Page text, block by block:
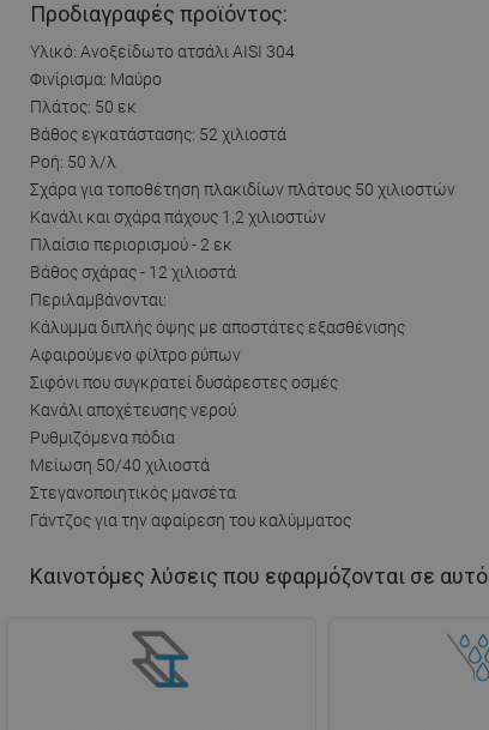
Προδιαγραφές προϊόντος:
Υλικό: Ανοξείδωτο ατσάλι AISI 304
Φινίρισμα: Μαύρο
Πλάτος: 50 εκ
Βάθος εγκατάστασης: 52 χιλιοστά
Ροή: 50 λ/λ
Σχάρα για τοποθέτηση πλακιδίων πλάτους 50 χιλιοστών
Κανάλι και σχάρα πάχους 1,2 χιλιοστών
Πλαίσιο περιορισμού - 2 εκ
Βάθος σχάρας - 12 χιλιοστά
Περιλαμβάνονται:
Κάλυμμα διπλής όψης με αποστάτες εξασθένισης
Αφαιρούμενο φίλτρο ρύπων
Σιφόνι που συγκρατεί δυσάρεστες οσμές
Κανάλι αποχέτευσης νερού
Ρυθμιζόμενα πόδια
Μείωση 50/40 χιλιοστά
Στεγανοποιητικός μανσέτα
Γάντζος για την αφαίρεση του καλύμματος
Καινοτόμες λύσεις που εφαρμόζονται σε